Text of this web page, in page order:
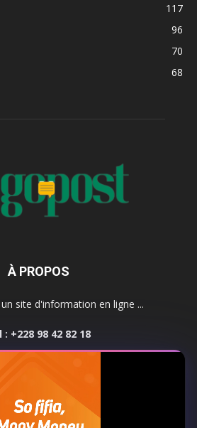
117
96
70
68
À PROPOS
site d'information en ligne ...
: +228 98 42 82 18
NOUS